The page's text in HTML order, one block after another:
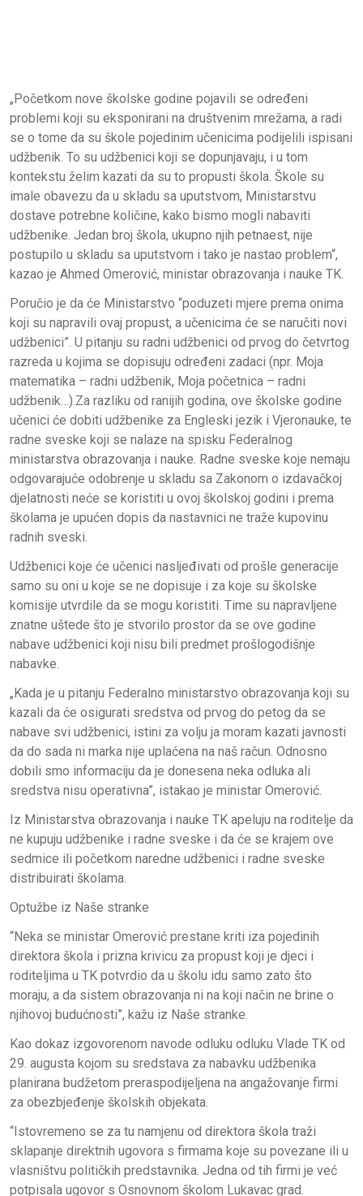
„Početkom nove školske godine pojavili se određeni
problemi koji su eksponirani na društvenim mrežama, a radi
se o tome da su škole pojedinim učenicima podijelili ispisani
udžbenik. To su udžbenici koji se dopunjavaju, i u tom
kontekstu želim kazati da su to propusti škola. Škole su
imale obavezu da u skladu sa uputstvom, Ministarstvu
dostave potrebne količine, kako bismo mogli nabaviti
udžbenike. Jedan broj škola, ukupno njih petnaest, nije
postupilo u skladu sa uputstvom i tako je nastao problem“,
kazao je Ahmed Omerović, ministar obrazovanja i nauke TK.
Poručio je da će Ministarstvo “poduzeti mjere prema onima
koji su napravili ovaj propust, a učenicima će se naručiti novi
udžbenici”. U pitanju su radni udžbenici od prvog do četvrtog
razreda u kojima se dopisuju određeni zadaci (npr. Moja
matematika – radni udžbenik, Moja početnica – radni
udžbenik…).Za razliku od ranijih godina, ove školske godine
učenici će dobiti udžbenike za Engleski jezik i Vjeronauke, te
radne sveske koji se nalaze na spisku Federalnog
ministarstva obrazovanja i nauke. Radne sveske koje nemaju
odgovarajuće odobrenje u skladu sa Zakonom o izdavačkoj
djelatnosti neće se koristiti u ovoj školskoj godini i prema
školama je upućen dopis da nastavnici ne traže kupovinu
radnih sveski.
Udžbenici koje će učenici nasljeđivati od prošle generacije
samo su oni u koje se ne dopisuje i za koje su školske
komisije utvrdile da se mogu koristiti. Time su napravljene
znatne uštede što je stvorilo prostor da se ove godine
nabave udžbenici koji nisu bili predmet prošlogodišnje
nabavke.
„Kada je u pitanju Federalno ministarstvo obrazovanja koji su
kazali da će osigurati sredstva od prvog do petog da se
nabave svi udžbenici, istini za volju ja moram kazati javnosti
da do sada ni marka nije uplaćena na naš račun. Odnosno
dobili smo informaciju da je donesena neka odluka ali
sredstva nisu operativna”, istakao je ministar Omerović.
Iz Ministarstva obrazovanja i nauke TK apeluju na roditelje da
ne kupuju udžbenike i radne sveske i da će se krajem ove
sedmice ili početkom naredne udžbenici i radne sveske
distribuirati školama.
Optužbe iz Naše stranke
“Neka se ministar Omerović prestane kriti iza pojedinih
direktora škola i prizna krivicu za propust koji je djeci i
roditeljima u TK potvrdio da u školu idu samo zato što
moraju, a da sistem obrazovanja ni na koji način ne brine o
njihovoj budućnosti”, kažu iz Naše stranke.
Kao dokaz izgovorenom navode odluku odluku Vlade TK od
29. augusta kojom su sredstava za nabavku udžbenika
planirana budžetom preraspodijeljena na angažovanje firmi
za obezbjeđenje školskih objekata.
“Istovremeno se za tu namjenu od direktora škola traži
sklapanje direktnih ugovora s firmama koje su povezane ili u
vlasništvu političkih predstavnika. Jedna od tih firmi je već
potpisala ugovor s Osnovnom školom Lukavac grad.